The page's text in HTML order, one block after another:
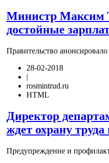
Министр Максим
достойные
Правительство
28-02-2018
|
rosmintrud.ru
HTML
Директор
ждет охрану труда
Предупреждение и